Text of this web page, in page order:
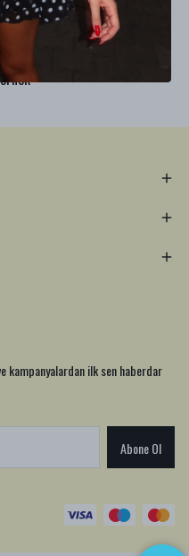
₺ 2,099.99
₺ 1,469.99
örnek
kampanyalardan ilk sen haberdar
Abone Ol